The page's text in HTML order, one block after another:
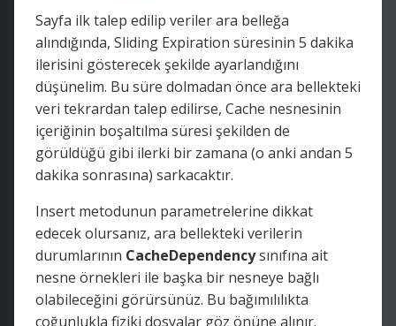
Sayfa ilk talep edilip veriler ara belleğa
alındığında, Sliding Expiration süresinin 5 dakika
ilerisini gösterecek şekilde ayarlandığını
düşünelim. Bu süre dolmadan önce ara bellekteki
veri tekrardan talep edilirse, Cache nesnesinin
içeriğinin boşaltılma süresi şekilden de
görüldüğü gibi ilerki bir zamana (o anki andan 5
dakika sonrasına) sarkacaktır.
Insert metodunun parametrelerine dikkat
edecek olursanız, ara bellekteki verilerin
durumlarının CacheDependencysınıfına ait
nesne örnekleri ile başka bir nesneye bağlı
olabileceğini görürsünüz. Bu bağımılılıkta
çoğunlukla fiziki dosyalar göz önüne alınır.